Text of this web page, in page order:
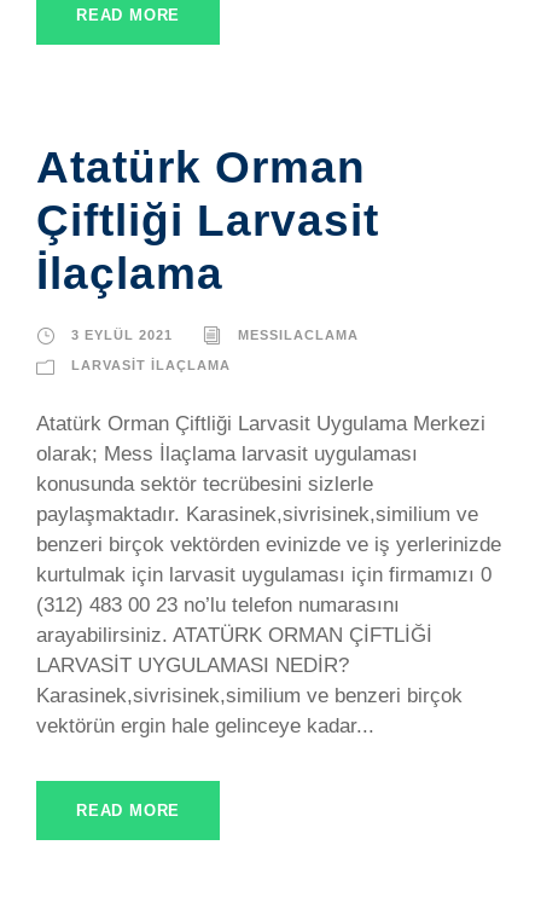
READ MORE
Atatürk Orman
Çiftliği Larvasit
İlaçlama
3 EYLÜL 2021 MESSILACLAMA
LARVASIT İLAÇLAMA
Atatürk Orman Çiftliği Larvasit Uygulama Merkezi
olarak; Mess İlaçlama larvasit uygulaması
konusunda sektör tecrübesini sizlerle
paylaşmaktadır. Karasinek,sivrisinek,similium ve
benzeri birçok vektörden evinizde ve iş yerlerinizde
kurtulmak için larvasit uygulaması için firmamızı 0
(312) 483 00 23 no’lu telefon numarasını
arayabilirsiniz. ATATÜRK ORMAN ÇİFTLİĞİ
LARVASİT UYGULAMASI NEDİR?
Karasinek,sivrisinek,similium ve benzeri birçok
vektörün ergin hale gelinceye kadar...
READ MORE